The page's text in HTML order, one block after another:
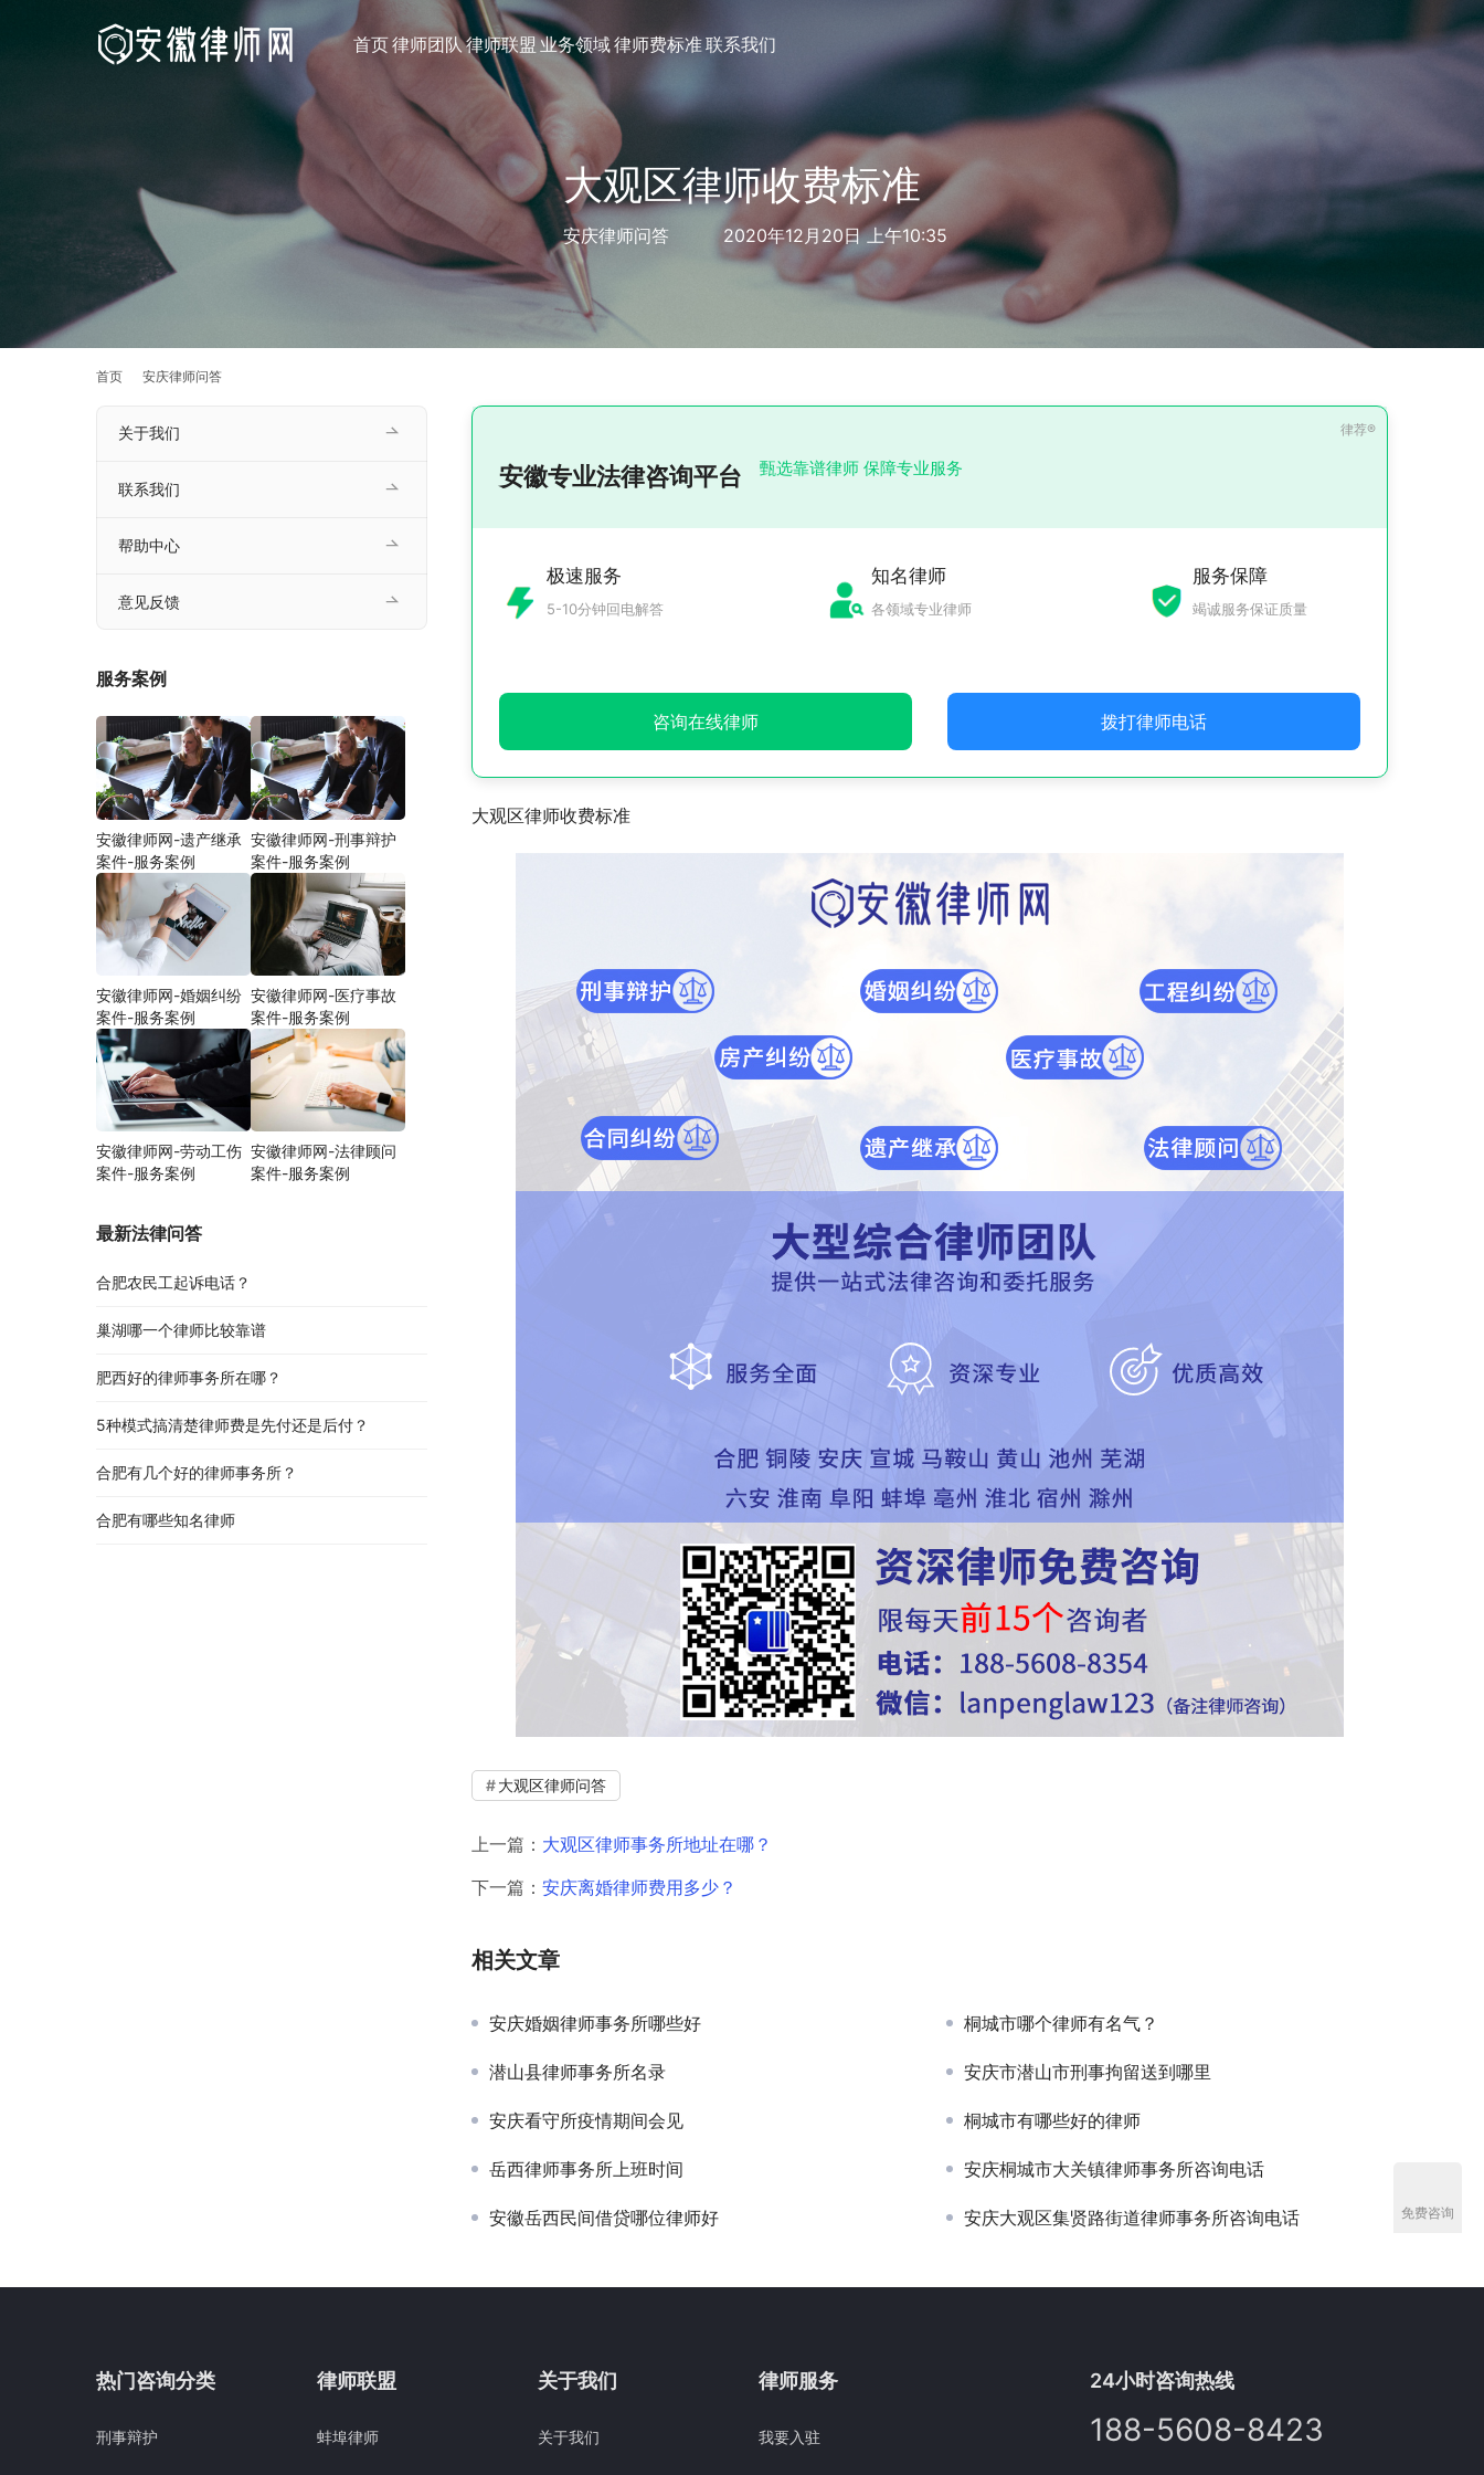
首页律师团队律师联盟业务领域律师费标准联系我们
大观区律师收费标准
安庆律师问答 2020年12月20日 上午10:35
首页 安庆律师问答
安徽专业法律咨询平台 甄选靠谱律师 保障专业服务
极速服务
5-10分钟回电解答
知名律师
各领域专业律师
服务保障
竭诚服务保证质量
咨询在线律师 拨打律师电话
大观区律师收费标准
大观区律师问答
上一篇： 大观区律师事务所地址在哪？
下一篇： 安庆离婚律师费用多少？
相关文章
安庆婚姻律师事务所哪些好 桐城市哪个律师有名气？
潜山县律师事务所名录 安庆市潜山市刑事拘留送到哪里
安庆看守所疫情期间会见 桐城市有哪些好的律师
岳西律师事务所上班时间 安庆桐城市大关镇律师事务所咨询电话
安徽岳西民间借贷哪位律师好 安庆大观区集贤路街道律师事务所咨询电话
关于我们
联系我们
帮助中心
意见反馈
服务案例
安徽律师网-遗产继承
案件-服务案例
安徽律师网-刑事辩护
案件-服务案例
安徽律师网-婚姻纠纷
案件-服务案例
安徽律师网-医疗事故
案件-服务案例
安徽律师网-劳动工伤
案件-服务案例
安徽律师网-法律顾问
案件-服务案例
最新法律问答
合肥农民工起诉电话？
巢湖哪一个律师比较靠谱
肥西好的律师事务所在哪？
5种模式搞清楚律师费是先付还是后付？
合肥有几个好的律师事务所？
合肥有哪些知名律师
热门咨询分类
刑事辩护
律师联盟
蚌埠律师
关于我们
关于我们
律师服务
我要入驻
24小时咨询热线
188-5608-8423
免费咨询